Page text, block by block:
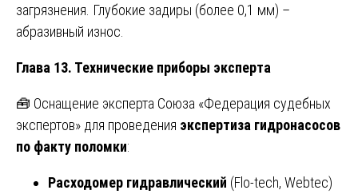
загрязнения. Глубокие задиры (более 0,1 мм) –
абразивный износ.
Глава 13. Технические приборы эксперта
🧰 Оснащение эксперта Союза «Федерация судебных
экспертов» для проведения экспертиза гидронасосов
по факту поломки:
Расходомер гидравлический (Flo-tech, Webtec)